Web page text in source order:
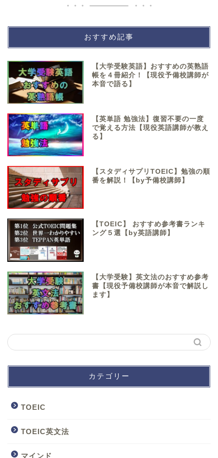
おすすめ記事
【大学受験英語】おすすめの英熟語
帳を４冊紹介！【現役予備校講師が
本音で語る】
【英単語 勉強法】復習不要の一度
で覚える方法【現役英語講師が教え
る】
【スタディサプリTOEIC】勉強の順
番を解説！【by予備校講師】
【TOEIC】 おすすめ参考書ランキ
ング５選【by英語講師】
【大学受験】英文法のおすすめ参考
書【現役予備校講師が本音で解説し
ます】
カテゴリー
TOEIC
TOEIC英文法
マインド